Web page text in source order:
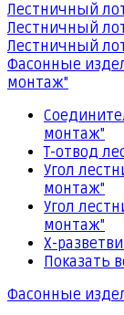
Лестничный
Лестничный
Лестничный
Фасонные
монтаж"
монтаж"
Т-отвод
Угол
монтаж"
Угол
монтаж"
Х-
Показать
Фасонные